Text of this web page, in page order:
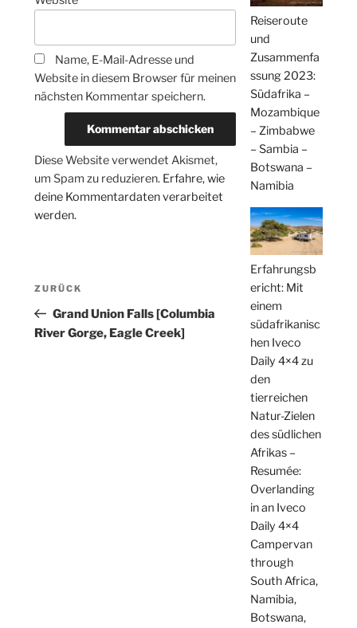
Name, E-Mail-Adresse und
Website in diesem Browser für meinen
nächsten Kommentar speichern.
Diese Website verwendet Akismet,
um Spam zu reduzieren. Erfahre, wie
deine Kommentardaten verarbeitet
werden.
Beitragsnavigation
Vorheriger
Beitrag
ZURÜCK
Grand Union Falls [Columbia
River Gorge, Eagle Creek]
Reiseroute
und
Zusammenfa
ssung 2023:
Südafrika –
Mozambique
– Zimbabwe
– Sambia –
Botswana –
Namibia
Erfahrungsb
ericht: Mit
einem
südafrikanisc
hen Iveco
Daily 4×4 zu
den
tierreichen
Natur-Zielen
des südlichen
Afrikas –
Resumée:
Overlanding
in an Iveco
Daily 4×4
Campervan
through
South Africa,
Namibia,
Botswana,